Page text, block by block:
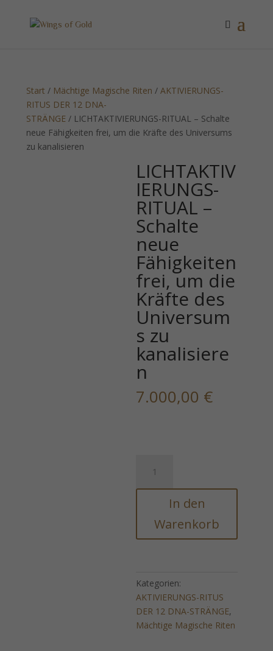
Start / Mächtige Magische Riten /AKTIVIERUNGS-
RITUS DER 12 DNA-
STRÄNGE / LICHTAKTIVIERUNGS-RITUAL – Schalte
neue Fähigkeiten frei, um die Kräfte des Universums
zu kanalisieren
LICHTAKTIV
IERUNGS-
RITUAL –
Schalte
neue
Fähigkeiten
frei, um die
Kräfte des
Universum
s zu
kanalisiere
n
7.000,00 €
RITUAL
-
neue
Fähigkeiten
Kräfte
des
Universums
zu
In den
Warenkorb
Kategorien:
AKTIVIERUNGS-RITUS
DER 12 DNA-STRÄNGE,
Mächtige Magische Riten